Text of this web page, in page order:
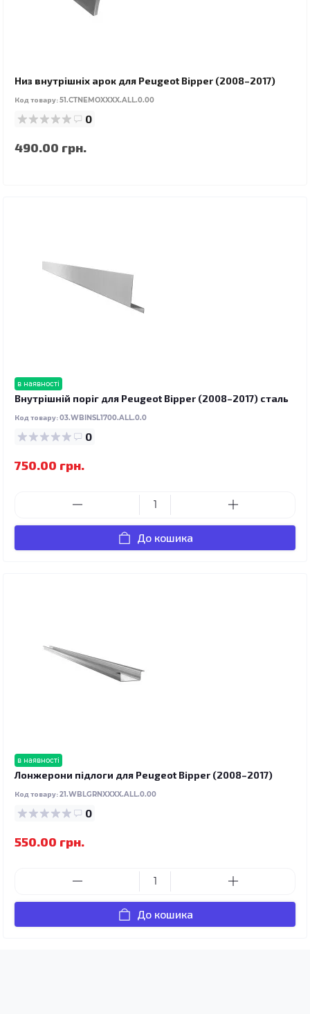
Низ внутрішніх арок для Peugeot Bipper (2008–2017)
Код товару:51.CTNEMOXXXX.ALL.0.00
0
490.00 грн.
в наявності
Внутрішній поріг для Peugeot Bipper (2008–2017) сталь
Код товару:03.WBINSL1700.ALL.0.0
0
750.00 грн.
До кошика
в наявності
Лонжерони підлоги для Peugeot Bipper (2008–2017)
Код товару:21.WBLGRNXXXX.ALL.0.00
0
550.00 грн.
До кошика